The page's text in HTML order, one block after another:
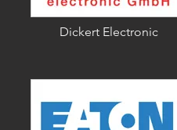
Dickert Electronic